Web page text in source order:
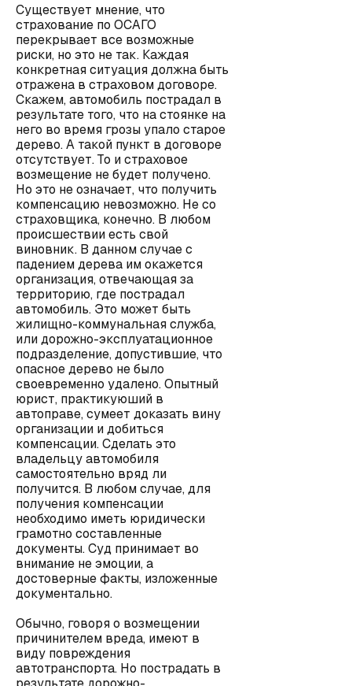
Существует мнение, что
страхование по ОСАГО
перекрывает все возможные
риски, но это не так. Каждая
конкретная ситуация должна быть
отражена в страховом договоре.
Скажем, автомобиль пострадал в
результате того, что на стоянке на
него во время грозы упало старое
дерево. А такой пункт в договоре
отсутствует. То и страховое
возмещение не будет получено.
Но это не означает, что получить
компенсацию невозможно. Не со
страховщика, конечно. В любом
происшествии есть свой
виновник. В данном случае с
падением дерева им окажется
организация, отвечающая за
территорию, где пострадал
автомобиль. Это может быть
жилищно-коммунальная служба,
или дорожно-эксплуатационное
подразделение, допустившие, что
опасное дерево не было
своевременно удалено. Опытный
юрист, практикуюший в
автоправе, сумеет доказать вину
организации и добиться
компенсации. Сделать это
владельцу автомобиля
самостоятельно вряд ли
получится. В любом случае, для
получения компенсации
необходимо иметь юридически
грамотно составленные
документы. Суд принимает во
внимание не эмоции, а
достоверные факты, изложенные
документально.
Обычно, говоря о возмещении
причинителем вреда, имеют в
виду повреждения
автотранспорта. Но пострадать в